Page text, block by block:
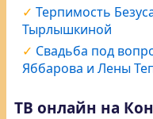
Терпимость
Тырлышкиной
Свадьба под
Яббарова и Лены
ТВ онлайн на